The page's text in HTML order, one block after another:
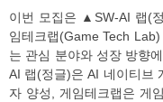
이번 모집은 ▲SW-AI 랩(
임테크랩(Game Tech
는 관심 분야와 성장 방향
AI 랩(정글)은 AI 네이티브
자 양성, 게임테크랩은 게